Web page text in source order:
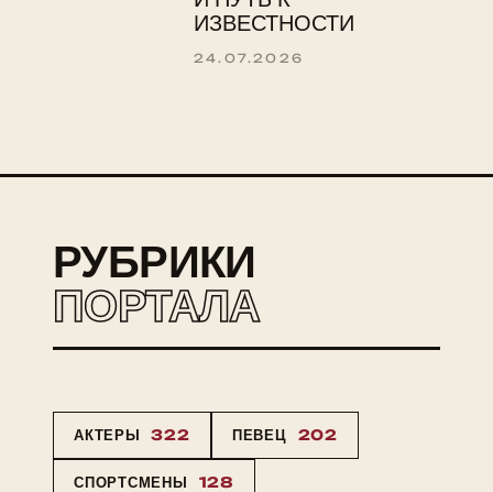
ИЗВЕСТНОСТИ
24.07.2026
РУБРИКИ
ПОРТАЛА
АКТЕРЫ 322 ПЕВЕЦ 202
СПОРТСМЕНЫ 128